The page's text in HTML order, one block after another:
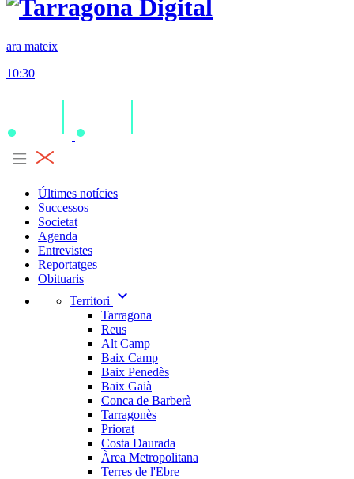
ara mateix
10:30
Últimes notícies
Successos
Societat
Agenda
Entrevistes
Reportatges
Obituaris
Territori
expand_more
Tarragona
Reus
Alt Camp
Baix Camp
Baix Penedès
Baix Gaià
Conca de Barberà
Tarragonès
Priorat
Costa Daurada
Àrea Metropolitana
Terres de l'Ebre